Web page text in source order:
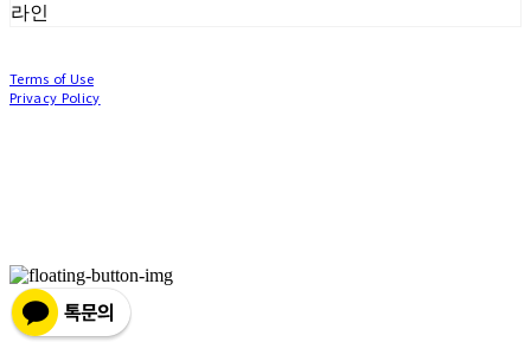
라인
Terms of Use
Privacy Policy